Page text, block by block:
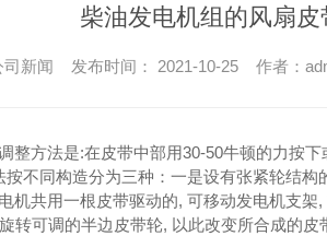
柴油发电机组的风扇
司新闻 发布时间： 2021-10-25 作者：
整方法是:在皮带中部用30-50牛顿的力按
不同构造分为三种：一是设有张紧轮结
机共用一根皮带驱动的, 可移动发电机支
转可调的半边皮带轮, 以此改变所合成的